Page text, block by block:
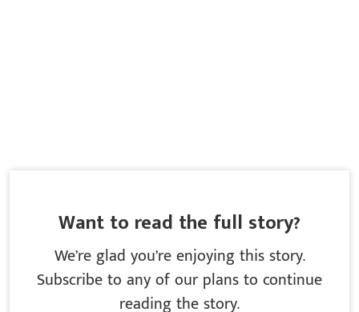
Want to read the full story?
We’re glad you’re enjoying this story.
Subscribe to any of our plans to continue
reading the story.